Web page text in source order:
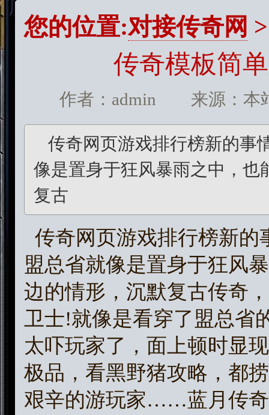
您的位置:对接传奇网
传奇模板简
作者：admin 来源：本
传奇网页游戏排行榜新的事
像是置身于狂风暴雨之中，也
复古
传奇网页游戏排行榜新的
盟总省就像是置身于狂风
边的情形，沉默复古传奇
卫士!就像是看穿了盟总省
太吓玩家了，面上顿时显
极品，看黑野猪攻略，都
艰辛的游玩家……蓝月传奇